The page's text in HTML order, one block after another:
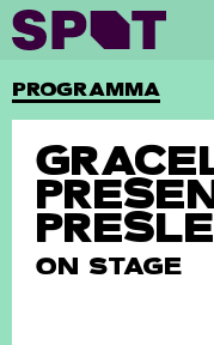
PROGRAMMA
ON STAGE